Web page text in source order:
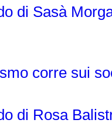
di Sasà
corre sui
di Rosa